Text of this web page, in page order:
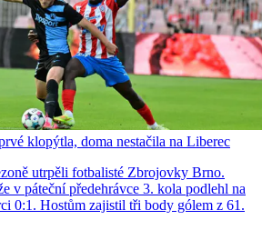
klopýtla, doma nestačila na Liberec
utrpěli fotbalisté Zbrojovky Brno.
v páteční předehrávce 3. kola podlehl na
0:1. Hostům zajistil tři body gólem z 61.